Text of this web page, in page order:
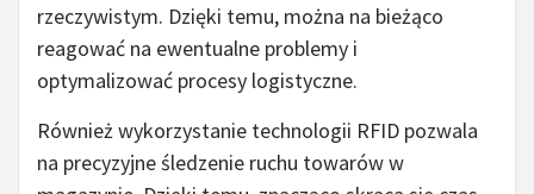
rzeczywistym. Dzięki temu, można na bieżąco
reagować na ewentualne problemy i
optymalizować procesy logistyczne.
Również wykorzystanie technologii RFID pozwala
na precyzyjne śledzenie ruchu towarów w